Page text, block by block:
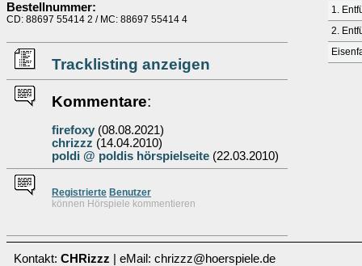
Bestellnummer:
CD: 88697 55414 2 / MC: 88697 55414 4
Tracklisting anzeigen
Kommentare:
firefoxy (08.08.2021)
chrizzz (14.04.2010)
poldi @ poldis hörspielseite (22.03.2010)
Registrierte Benutzer
können Hörspiele kommentieren
1.
2.
Kontakt: CHRizzz | eMail: chrizzz@hoerspiele.de